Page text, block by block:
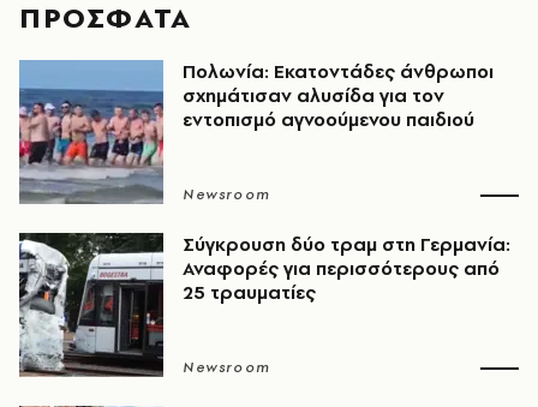
ΠΡΟΣΦΑΤΑ
Πολωνία: Εκατοντάδες άνθρωποι
σχημάτισαν αλυσίδα για τον
εντοπισμό αγνοούμενου παιδιού
Newsroom
Σύγκρουση δύο τραμ στη Γερμανία:
Αναφορές για περισσότερους από
25 τραυματίες
Newsroom